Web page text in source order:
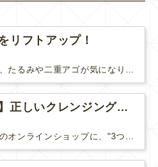
リフトアップ！
毎日鏡を見るたび、たるみや二重アゴが気になりそろそろまた"あの治療"をやりたいなと思うようになりました。お顔のたるみや二重アゴを…
【新商品入荷】正しいクレンジング方法
こんにちは！当院のオンラインショップに、"3つ"の商品が新入荷しました！・Bbラボラトリーズクリアオイルクレンジング（クレンジ…